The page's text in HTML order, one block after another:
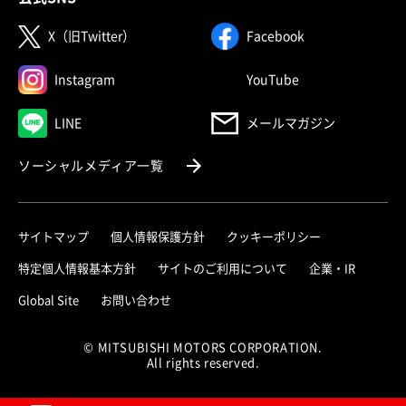
X（旧Twitter） （別ウィンドウで開く）Facebook（別ウィンドウ
Instagram （別ウィンドウで開く）YouTube（別ウィンドウで
LINE（別ウィンドウで開く） メールマガジン
ソーシャルメディア一覧（別ウィンドウで開く）
サイトマップ 個人情報保護方針 クッキーポリシー
特定個人情報基本方針 サイトのご利用について 企業・IR（別ウィ
Global Site（別ウィンドウで開く）
お問い合わせ
© MITSUBISHI MOTORS CORPORATION.
All rights reserved.